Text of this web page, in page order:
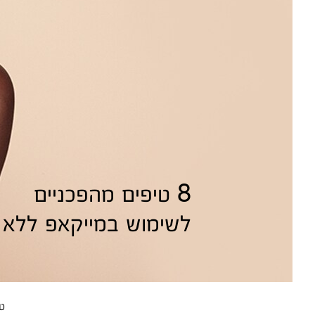
8 טיפים מהפכניים
לשימוש במייקאפ